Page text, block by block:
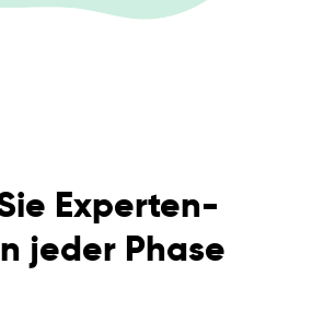
Experten-
jeder Phase